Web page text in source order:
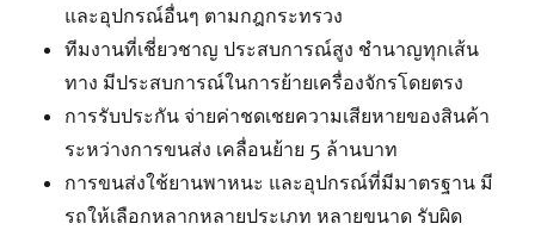
และอุปกรณ์อื่นๆ ตามกฎกระทรวง
ทีมงานที่เชี่ยวชาญ ประสบการณ์สูง ชำนาญทุกเส้น
ทาง มีประสบการณ์ในการย้ายเครื่องจักรโดยตรง
การรับประกัน จ่ายค่าชดเชยความเสียหายของสินค้า
ระหว่างการขนส่ง เคลื่อนย้าย 5 ล้านบาท
การขนส่งใช้ยานพาหนะ และอุปกรณ์ที่มีมาตรฐาน มี
รถให้เลือกหลากหลายประเภท หลายขนาด รับผิด